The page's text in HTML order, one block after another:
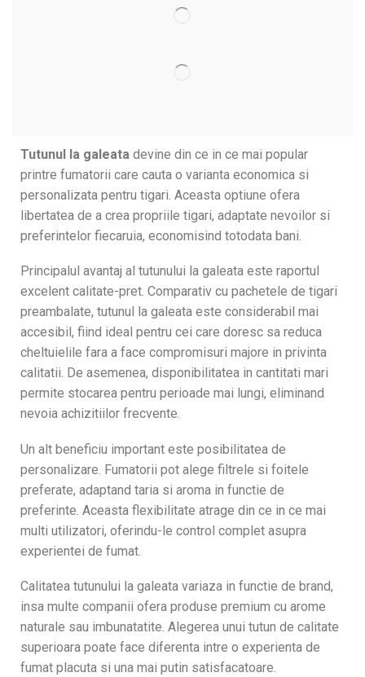
Tutunul la galeata devine din ce in ce mai popular
printre fumatorii care cauta o varianta economica si
personalizata pentru tigari. Aceasta optiune ofera
libertatea de a crea propriile tigari, adaptate nevoilor si
preferintelor fiecaruia, economisind totodata bani.
Principalul avantaj al tutunului la galeata este raportul
excelent calitate-pret. Comparativ cu pachetele de tigari
preambalate, tutunul la galeata este considerabil mai
accesibil, fiind ideal pentru cei care doresc sa reduca
cheltuielile fara a face compromisuri majore in privinta
calitatii. De asemenea, disponibilitatea in cantitati mari
permite stocarea pentru perioade mai lungi, eliminand
nevoia achizitiilor frecvente.
Un alt beneficiu important este posibilitatea de
personalizare. Fumatorii pot alege filtrele si foitele
preferate, adaptand taria si aroma in functie de
preferinte. Aceasta flexibilitate atrage din ce in ce mai
multi utilizatori, oferindu-le control complet asupra
experientei de fumat.
Calitatea tutunului la galeata variaza in functie de brand,
insa multe companii ofera produse premium cu arome
naturale sau imbunatatite. Alegerea unui tutun de calitate
superioara poate face diferenta intre o experienta de
fumat placuta si una mai putin satisfacatoare.